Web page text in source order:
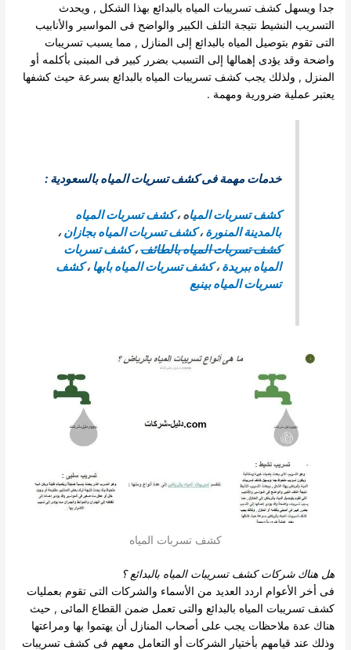
جدا ويسهل كشف تسريبات المياه بالبدائع بهذا الشكل , ويحدث
التسريب النشيط نتيجة التلف الكبير والواضح فى المواسير والأنابيب
التى تقوم بتوصيل المياه بالبدائع إلى المنازل , مما يسبب تسريبات
واضحة وقد يؤدى إهمالها إلى التسبب بضرر كبير فى المبنى بأكلمه أو
المنزل , ولذلك يجب كشف تسريبات المياه بالبدائع بسرعة حيث كشفها
يعتبر عملية ضرورية ومهمة .
خدمات مهمة فى كشف تسريات المياه بالسعودية :
كشف تسربات المياه ،كشف تسربات المياه
بالمدينة المنورة،كشف تسربات المياه بجازان،
كشف تسربات المياه بالطائف،كشف تسربات
المياه ببريدة،كشف تسربات المياه بابها ،كشف
تسربات المياه بينبع
كشف تسربات المياه
هل هناك شركات كشف تسريبات المياه بالبدائع؟
فى أخر الأعوام اردد العديد من الأسماء والشركات التى تقوم بعمليات
كشف تسريبات المياه بالبدائع والتى تعمل ضمن القطاع المائى , حيث
هناك عدة ملاحظات يجب على أصحاب المنازل أن يهتموا بها ومراعتها
وذلك عند قيامهم بأختيار الشركات أو التعامل معهم فى كشف تسريبات